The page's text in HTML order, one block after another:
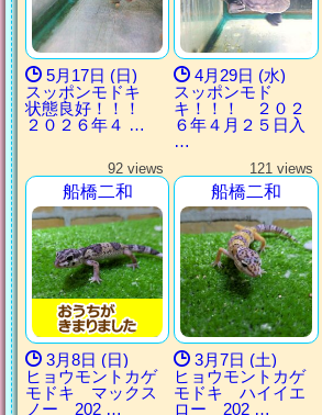
5月17日 (日)
スッポンモドキ
状態良好！！！
２０２６年４ …
4月29日 (水)
スッポンモド
キ！！！ ２０２
６年４月２５日入
…
92 views
船橋二和
3月8日 (日)
ヒョウモントカゲ
モドキ マックス
ノー 202 …
121 views
船橋二和
3月7日 (土)
ヒョウモントカゲ
モドキ ハイイエ
ロー 202 …